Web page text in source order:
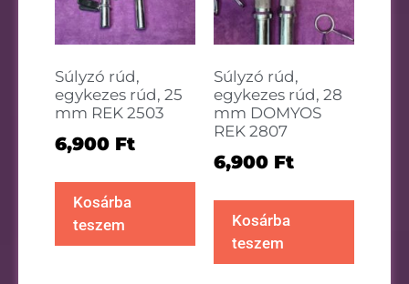
Súlyzó rúd,
egykezes rúd, 25
mm REK 2503
6,900 Ft
Kosárba
teszem
Súlyzó rúd,
egykezes rúd, 28
mm DOMYOS
REK 2807
6,900 Ft
Kosárba
teszem